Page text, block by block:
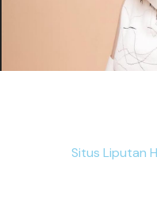
Situs Liputan